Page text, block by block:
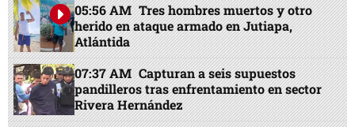
05:56 AM Tres hombres muertos y otro
herido en ataque armado en Jutiapa,
Atlántida
07:37 AM Capturan a seis supuestos
pandilleros tras enfrentamiento en sector
Rivera Hernández